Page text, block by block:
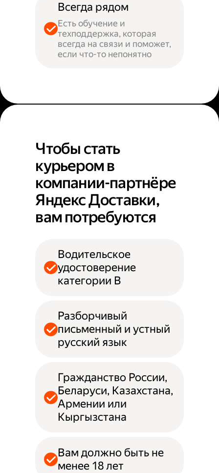
Всегда рядом
Есть обучение и
техподдержка, которая
всегда на связи и поможет,
если что-то непонятно
Чтобы стать
курьером в
компании-партнёре
Яндекс Доставки,
вам потребуются
Водительское
удостоверение
категории B
Разборчивый
письменный и устный
русский язык
Гражданство России,
Беларуси, Казахстана,
Армении или
Кыргызстана
Вам должно быть не
менее 18 лет